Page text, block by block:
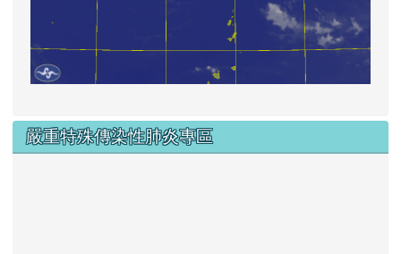
嚴重特殊傳染性肺炎專區